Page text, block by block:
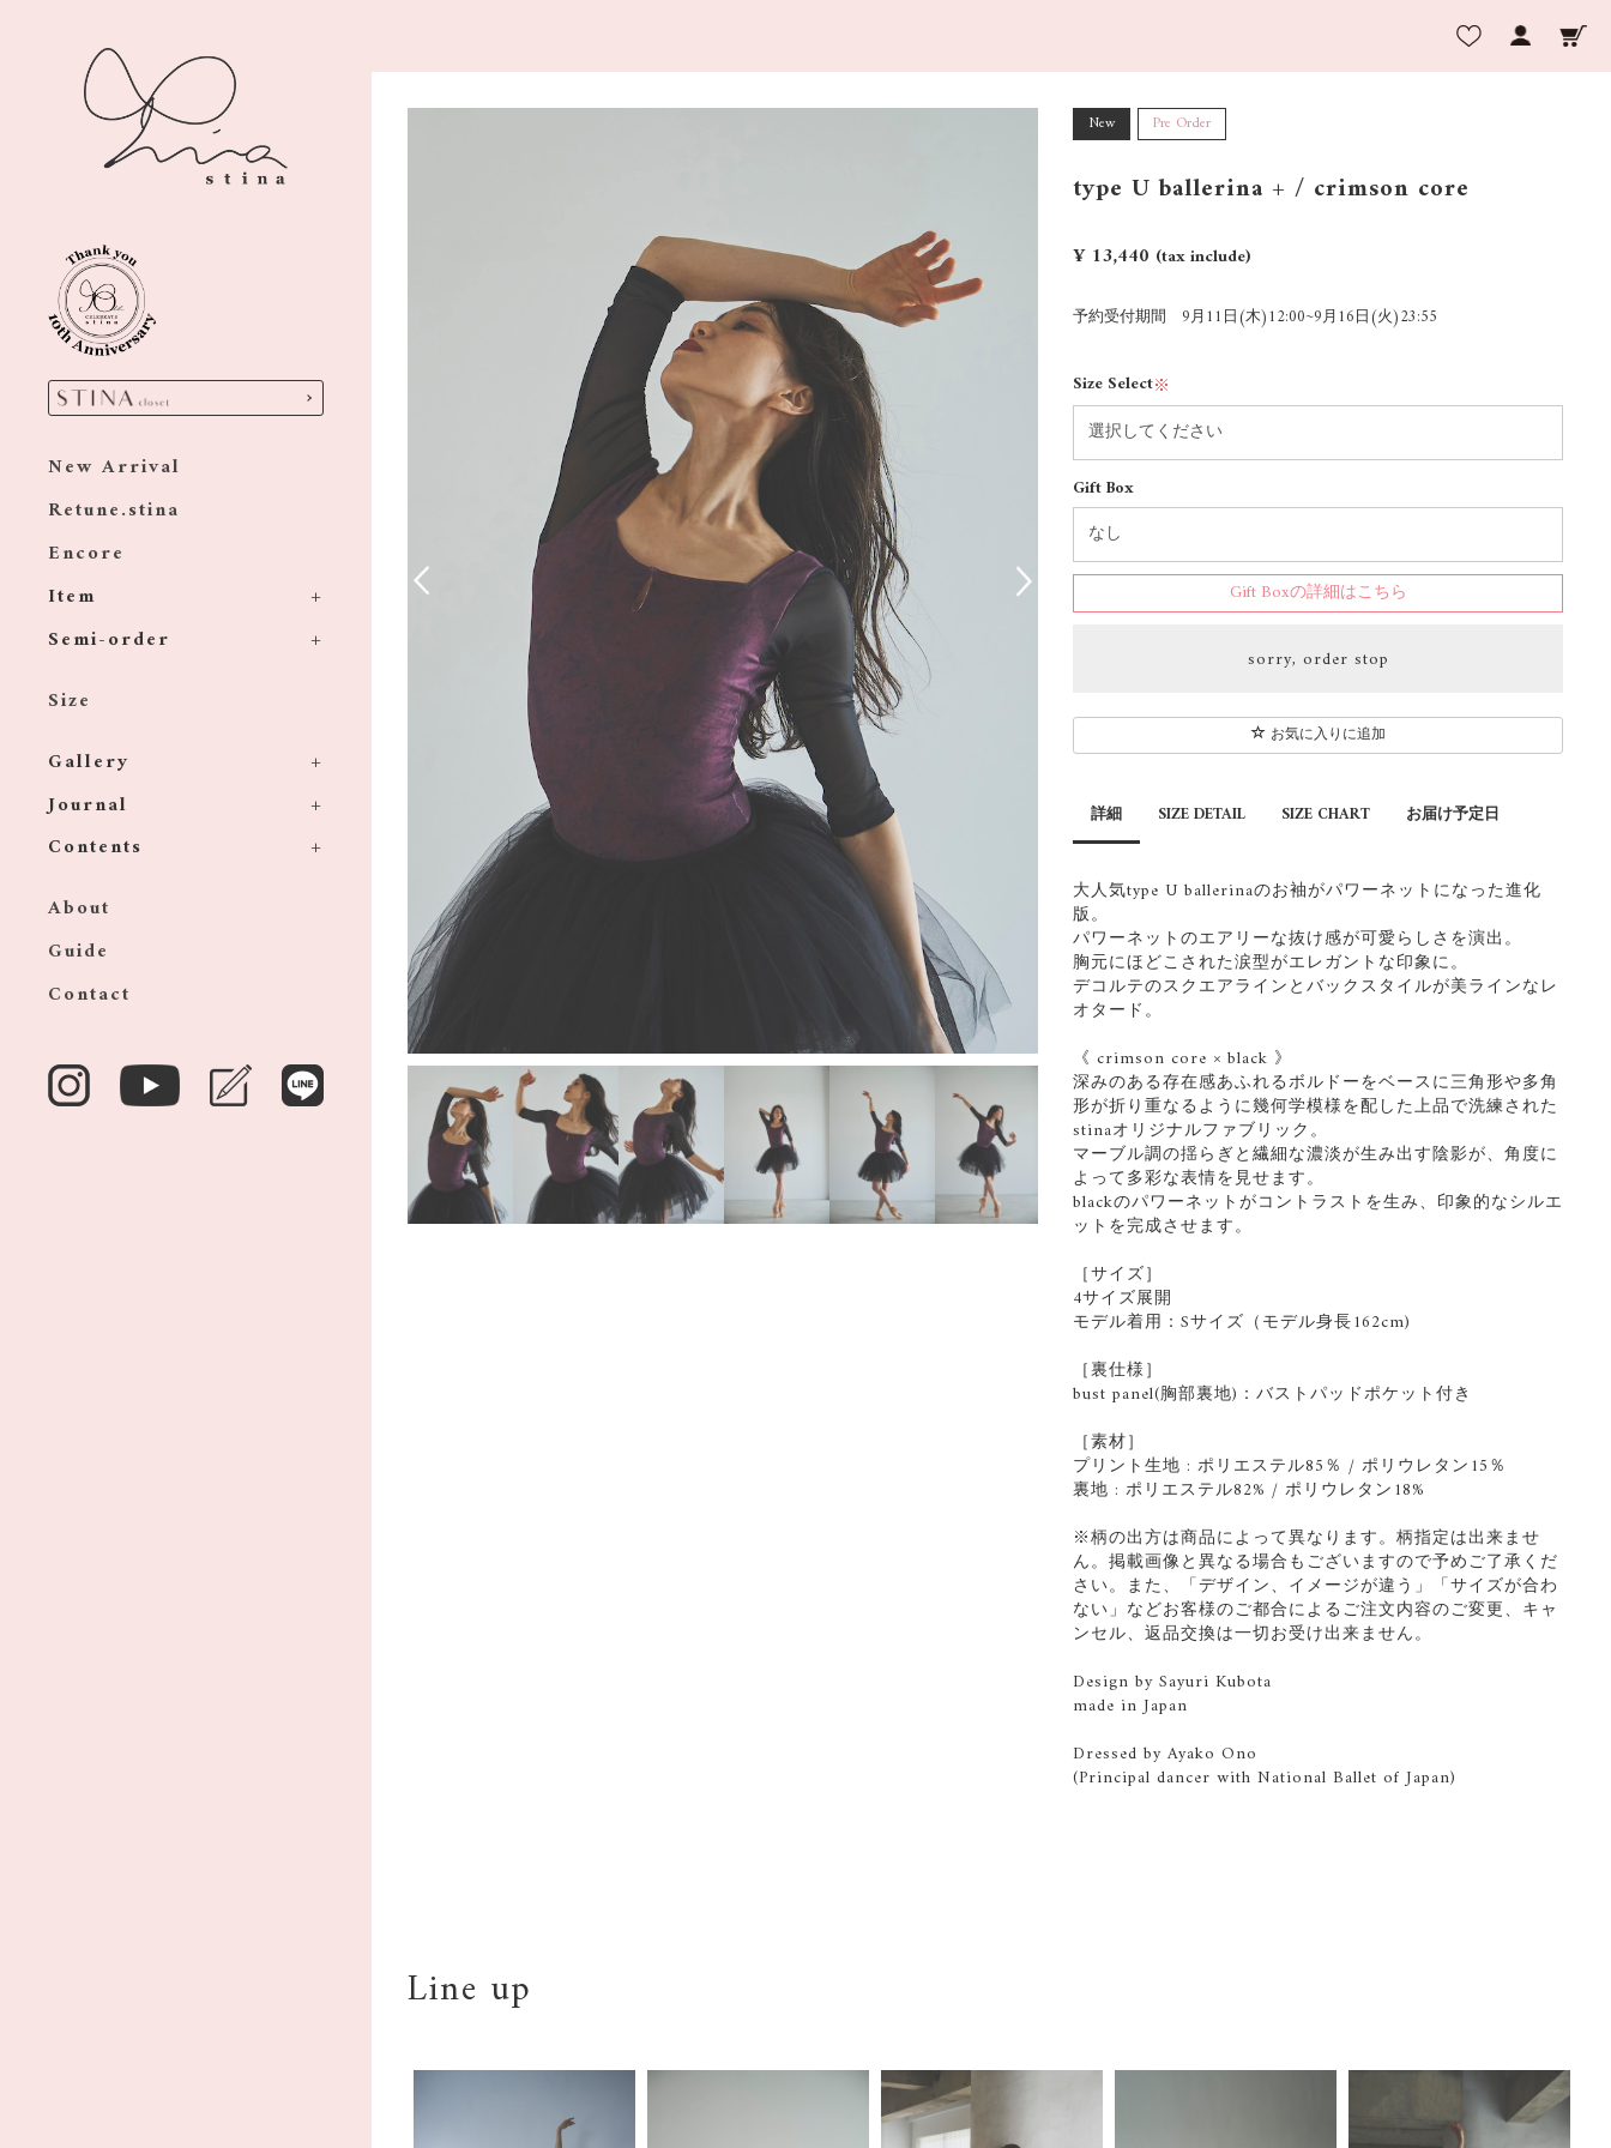
New Arrival
Retune.stina
Encore
Item
Semi-order
Size
Gallery
Journal
Contents
About
Guide
Contact
New Pre Order
type U ballerina + / crimson core
¥ 13,440 (tax include)
予約受付期間 9月11日(木)12:00~9月16日(火)23:55
Size Select※
Gift Box
Gift Boxの詳細はこちら
sorry, order stop
お気に入りに追加
詳細 SIZE DETAIL SIZE CHART お届け予定日
大人気type U ballerinaのお袖がパワーネットになった進化
版。
パワーネットのエアリーな抜け感が可愛らしさを演出。
胸元にほどこされた涙型がエレガントな印象に。
デコルテのスクエアラインとバックスタイルが美ラインなレ
オタード。
《 crimson core × black 》
深みのある存在感あふれるボルドーをベースに三角形や多角
形が折り重なるように幾何学模様を配した上品で洗練された
stinaオリジナルファブリック。
マーブル調の揺らぎと繊細な濃淡が生み出す陰影が、角度に
よって多彩な表情を見せます。
blackのパワーネットがコントラストを生み、印象的なシルエ
ットを完成させます。
［サイズ］
4サイズ展開
モデル着用：Sサイズ（モデル身長162cm)
［裏仕様］
bust panel(胸部裏地)：バストパッドポケット付き
［素材］
プリント生地 : ポリエステル85％ / ポリウレタン15％
裏地 : ポリエステル82% / ポリウレタン18%
※柄の出方は商品によって異なります。柄指定は出来ませ
ん。掲載画像と異なる場合もございますので予めご了承くだ
さい。また、「デザイン、イメージが違う」「サイズが合わ
ない」などお客様のご都合によるご注文内容のご変更、キャ
ンセル、返品交換は一切お受け出来ません。
Design by Sayuri Kubota
made in Japan
Dressed by Ayako Ono
(Principal dancer with National Ballet of Japan)
Line up